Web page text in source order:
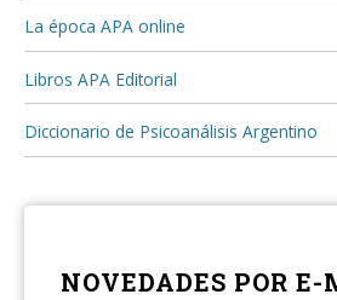
La época APA online
Libros APA Editorial
Diccionario de Psicoanálisis Argentino
NOVEDADES POR